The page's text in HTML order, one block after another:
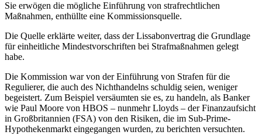
Sie erwögen die mögliche Einführung von strafrechtlichen
Maßnahmen, enthüllte eine Kommissionsquelle.
Die Quelle erklärte weiter, dass der Lissabonvertrag die Grundlage
für einheitliche Mindestvorschriften bei Strafmaßnahmen gelegt
habe.
Die Kommission war von der Einführung von Strafen für die
Regulierer, die auch des Nichthandelns schuldig seien, weniger
begeistert. Zum Beispiel versäumten sie es, zu handeln, als Banker
wie Paul Moore von HBOS – nunmehr Lloyds – der Finanzaufsicht
in Großbritannien (FSA) von den Risiken, die im Sub-Prime-
Hypothekenmarkt eingegangen wurden, zu berichten versuchten.